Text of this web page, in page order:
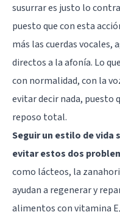
susurrar es justo lo
puesto que con esta
más las cuerdas vocales,
directos a la afonía. Lo
con normalidad, con la
evitar decir nada, puesto
reposo total.
Seguir un estilo de vida
evitar estos dos
como lácteos, la
ayudan a regenerar y
alimentos con vitamina